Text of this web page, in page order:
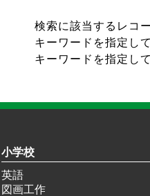
検索に該当するレコ
キーワードを指定し
キーワードを指定し
小学校
英語
図画工作